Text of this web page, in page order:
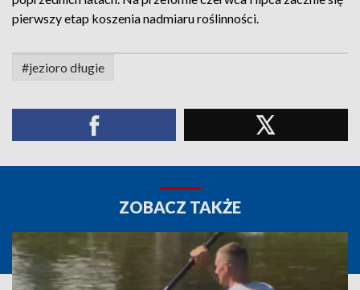
pierwszy etap koszenia nadmiaru roślinności.
#jezioro długie
ZOBACZ TAKŻE